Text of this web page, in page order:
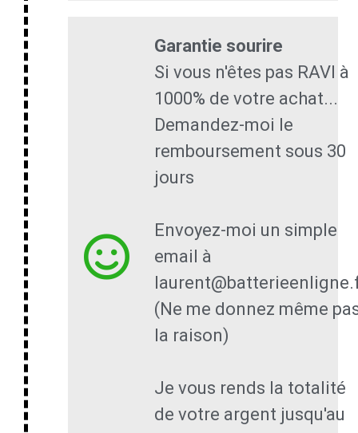
Garantie sourire
Si vous n'êtes pas RAVI à
1000% de votre achat...
Demandez-moi le
remboursement sous 30
jours
Envoyez-moi un simple
email à
(Ne me donnez même
la raison)
Je vous rends la totalité
de votre argent jusqu'au